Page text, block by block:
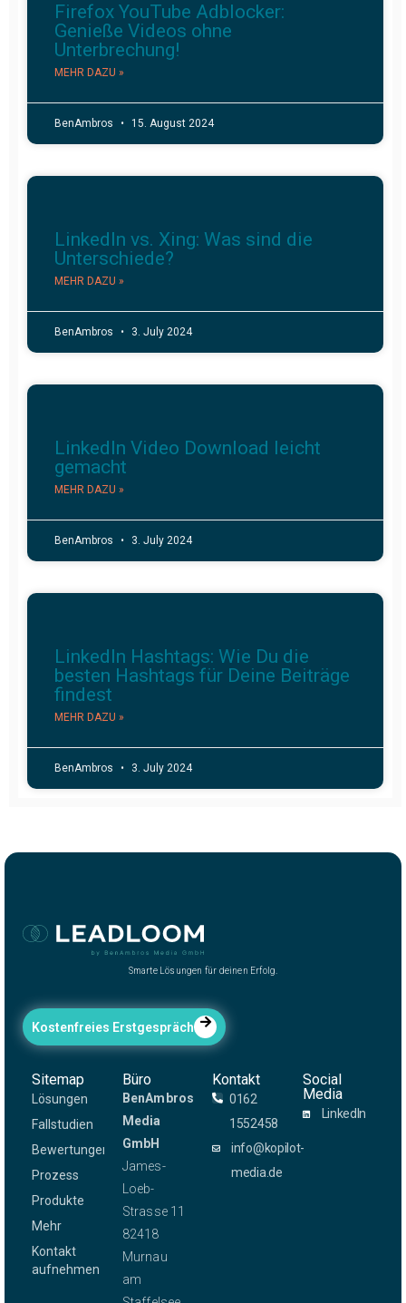
Firefox YouTube Adblocker:
Genieße Videos ohne
Unterbrechung!
MEHR DAZU »
BenAmbros 15. August 2024
LinkedIn vs. Xing: Was sind die
Unterschiede?
MEHR DAZU »
BenAmbros 3. July 2024
LinkedIn Video Download leicht
gemacht
MEHR DAZU »
BenAmbros 3. July 2024
LinkedIn Hashtags: Wie Du die
besten Hashtags für Deine Beiträge
findest
MEHR DAZU »
BenAmbros 3. July 2024
Smarte Lösungen für deinen Erfolg.
Kostenfreies Erstgespräch
Sitemap
Lösungen
Fallstudien
Bewertungen
Prozess
Produkte
Mehr
Kontakt
aufnehmen
Büro
BenAmbros
Media
GmbH
James-
Loeb-
Strasse 11
82418
Murnau
am
Kontakt
0162
1552458
info@kopilot-
media.de
Social
Media
LinkedIn